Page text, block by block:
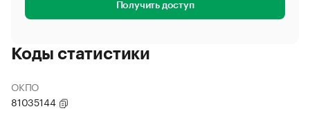
Получить доступ
Коды статистики
ОКПО
81035144